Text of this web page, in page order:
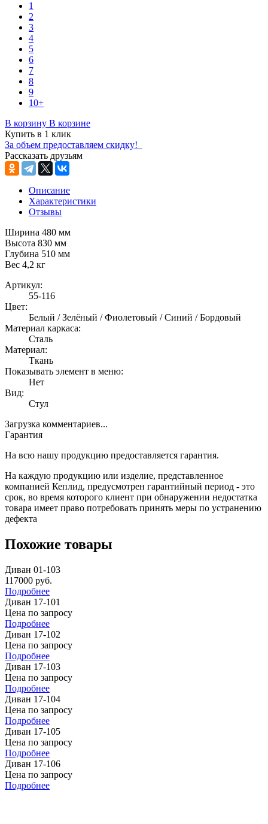
1
2
3
4
5
6
7
8
9
10+
В корзину В корзине
Купить в 1 клик
За объем предоставляем скидку!
Рассказать друзьям
Описание
Характеристики
Отзывы
Ширина 480 мм
Высота 830 мм
Глубина 510 мм
Вес 4,2 кг
Артикул:
55-116
Цвет:
Белый / Зелёный / Фиолетовый / Синий / Бордовый
Материал каркаса:
Сталь
Материал:
Ткань
Показывать элемент в меню:
Нет
Вид:
Стул
Загрузка комментариев...
Гарантия
На всю нашу продукцию предоставляется гарантия.
На каждую продукцию или изделие, представленное
компанией Кеплид, предусмотрен гарантийный период - это
срок, во время которого клиент при обнаружении недостатка
товара имеет право потребовать принять меры по устранению
дефекта
Похожие товары
Диван 01-103
117000 руб.
Подробнее
Диван 17-101
Цена по запросу
Подробнее
Диван 17-102
Цена по запросу
Подробнее
Диван 17-103
Цена по запросу
Подробнее
Диван 17-104
Цена по запросу
Подробнее
Диван 17-105
Цена по запросу
Подробнее
Диван 17-106
Цена по запросу
Подробнее